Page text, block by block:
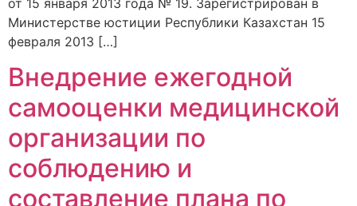
Министерстве юстиции Республики Казахстан 15
февраля 2013 […]
Внедрение ежегодной
самооценки медицинской
организации по
соблюдению и
составление плана по